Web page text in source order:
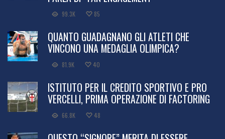
99.3K 85
QUANTO GUADAGNANO GLI ATLETI CHE
VINCONO UNA MEDAGLIA OLIMPICA?
81.9K 40
ISTITUTO PER IL CREDITO SPORTIVO E PRO
VERCELLI, PRIMA OPERAZIONE DI FACTORING
66.8K 48